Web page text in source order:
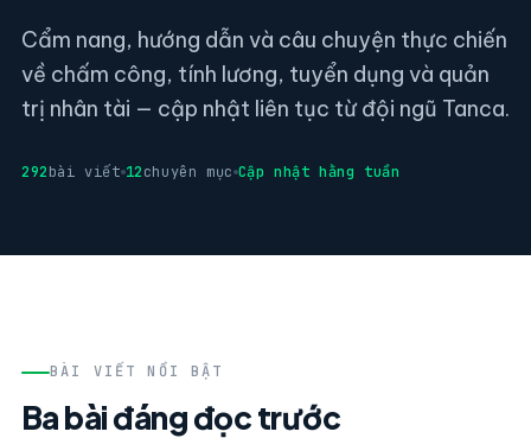
Cẩm nang, hướng dẫn và câu chuyện thực chiến
về chấm công, tính lương, tuyển dụng và quản
trị nhân tài — cập nhật liên tục từ đội ngũ Tanca.
292bài viết 12chuyên mục Cập nhật hằng tuần
BÀI VIẾT NỔI BẬT
Ba bài đáng đọc trước